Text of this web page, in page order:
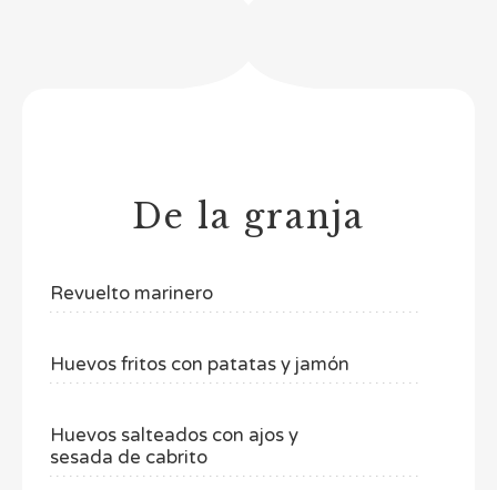
De la granja
Revuelto marinero
Huevos fritos con patatas y jamón
Huevos salteados con ajos y
sesada de cabrito